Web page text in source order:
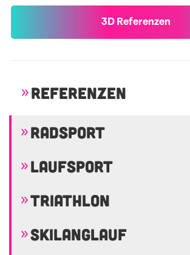
3D Referenzen
REFERENZEN
RADSPORT
LAUFSPORT
TRIATHLON
SKILANGLAUF